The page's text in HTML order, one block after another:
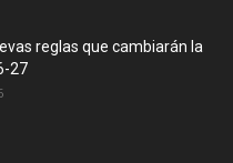
reglas que cambiarán la
27